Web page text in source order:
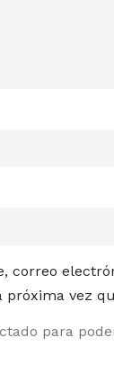
correo
próxima vez
para